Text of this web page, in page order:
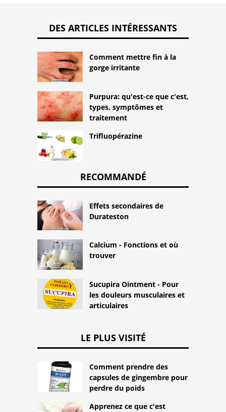
DES ARTICLES INTÉRESSANTS
Comment mettre fin à la
gorge irritante
Purpura: qu'est-ce que c'est,
types, symptômes et
traitement
Trifluopérazine
RECOMMANDÉ
Effets secondaires de
Durateston
Calcium - Fonctions et où
trouver
Sucupira Ointment - Pour
les douleurs musculaires et
articulaires
LE PLUS VISITÉ
Comment prendre des
capsules de gingembre pour
perdre du poids
Apprenez ce que c'est